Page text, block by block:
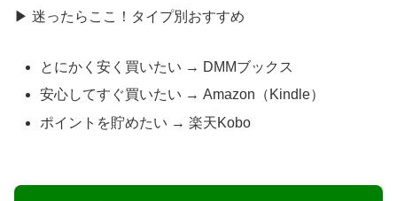
▶ 迷ったらここ！タイプ別おすすめ
とにかく安く買いたい → DMMブックス
安心してすぐ買いたい → Amazon（Kindle）
ポイントを貯めたい → 楽天Kobo